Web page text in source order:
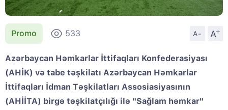
Promo 533 A- A
+
Azərbaycan Həmkarlar İttifaqları Konfederasiyası
(AHİK) və tabe təşkilatı Azərbaycan Həmkarlar
İttifaqları İdman Təşkilatları Assosiasiyasının
(AHİİTA) birgə təşkilatçılığı ilə "Sağlam həmkar"